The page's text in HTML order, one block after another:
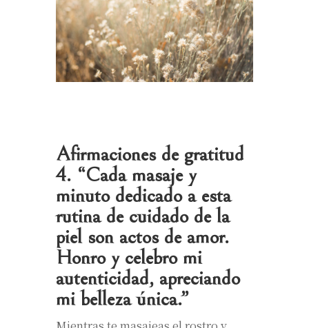
Afirmaciones de gratitud
4. “Cada masaje y
minuto dedicado a esta
rutina de cuidado de la
piel son actos de amor.
Honro y celebro mi
autenticidad, apreciando
mi belleza única.”